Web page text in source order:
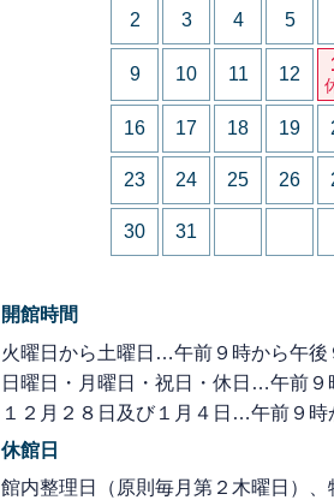
2 3 4 5
9 10 11 12
16 17 18 19
23 24 25 26
30 31
開館時間
火曜日から土曜日…午前９時から午後
日曜日・月曜日・祝日・休日…午前９
１２月２８日及び１月４日…午前９時
休館日
館内整理日（原則毎月第２木曜日）